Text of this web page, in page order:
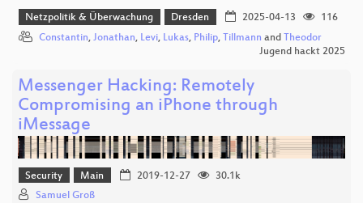
Netzpolitik & Überwachung Dresden 2025-04-13
116
Constantin, Jonathan, Levi, Lukas, Philip, Tillmann and Theodor
Jugend hackt 2025
Messenger Hacking: Remotely
Compromising an iPhone through
iMessage
Security Main 2019-12-27
30.1k
Samuel Groß